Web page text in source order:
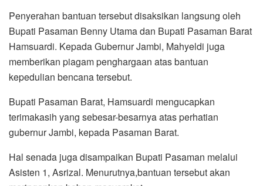
Penyerahan bantuan tersebut disaksikan langsung oleh
Bupati Pasaman Benny Utama dan Bupati Pasaman Barat
Hamsuardi. Kepada Gubernur Jambi, Mahyeldi juga
memberikan piagam penghargaan atas bantuan
kepedulian bencana tersebut.
Bupati Pasaman Barat, Hamsuardi mengucapkan
terimakasih yang sebesar-besarnya atas perhatian
gubernur Jambi, kepada Pasaman Barat.
Hal senada juga disampaikan Bupati Pasaman melalui
Asisten 1, Asrizal. Menurutnya,bantuan tersebut akan